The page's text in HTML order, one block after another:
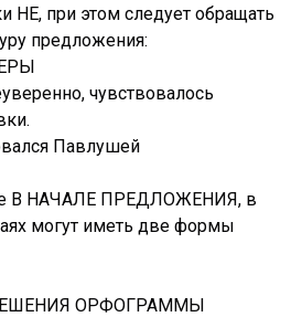
НЕ, при этом следует обращать
предложения:
чувствовалось
Павлушей
В НАЧАЛЕ ПРЕДЛОЖЕНИЯ, в
могут иметь две формы
ОРФОГРАММЫ